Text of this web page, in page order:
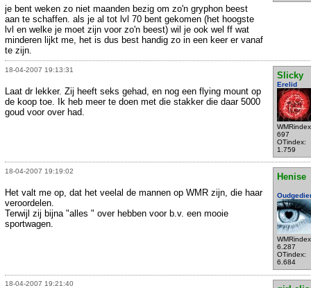
je bent weken zo niet maanden bezig om zo'n gryphon beest
aan te schaffen. als je al tot lvl 70 bent gekomen (het hoogste
lvl en welke je moet zijn voor zo'n beest) wil je ook wel ff wat
minderen lijkt me, het is dus best handig zo in een keer er vanaf
te zijn.
18-04-2007 19:13:31
Slicky
Erelid
697
OTindex:
1.759
Laat dr lekker. Zij heeft seks gehad, en nog een flying mount op
de koop toe. Ik heb meer te doen met die stakker die daar 5000
goud voor over had.
18-04-2007 19:19:02
Henise
6.287
OTindex:
6.684
Het valt me op, dat het veelal de mannen op WMR zijn, die haar
veroordelen.
Terwijl zij bijna "alles " over hebben voor b.v. een mooie
sportwagen.
18-04-2007 19:21:40